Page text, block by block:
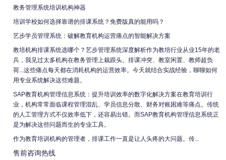
教务管理系统培训机构神器
培训学校如何选择靠谱的排课系统？免费版真的能用吗？
艺步学员管理系统：破解教育机构运营痛点的智能解决方案
教培机构排课系统选哪个？艺步管理系统深度解析作为教培行业从业15年的老
兵，我见过太多机构在教务管理上栽跟头。排课冲突、教室闲置、教师超负
荷...这些痛点每天都在消耗机构的运营效率。今天就结合实战经验，聊聊如何
用专业系统解决这些难题。
SAP教育机构管理信息系统：提升培训效率的数字化解决方案在教育培训行
业，机构常常面临课程管理混乱、学员信息分散、财务对账困难等痛点。传统
的人工管理方式不仅效率低下，还容易出错。而SAP教育机构管理信息系统正
是为解决这些问题而生的专业工具。
作为教育培训机构的管理者，排课工作一直是让人头疼的大问题。传...
售前咨询热线